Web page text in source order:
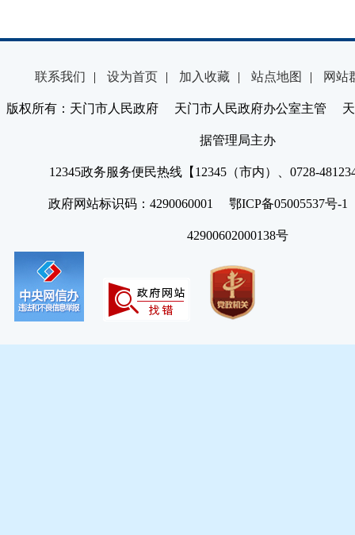
联系我们 | 设为首页 | 加入收藏 | 站点地图 | 网站
版权所有：天门市人民政府 天门市人民政府办公室主管 天
据管理局主办
12345政务服务便民热线【12345（市内）、0728-
政府网站标识码：4290060001 鄂ICP备05005537号
42900602000138号